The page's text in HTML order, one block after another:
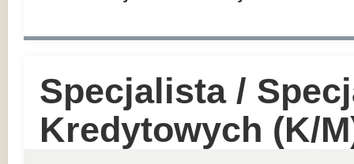
Specjalista /
Kredytowych (K/